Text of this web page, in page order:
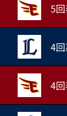
5
4
4